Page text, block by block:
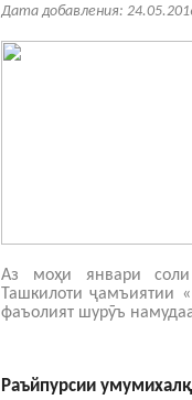
Дата добавления:
Аз моҳи январи
Ташкилоти ҷамъиятии
фаъолият шурӯъ
Раъйпурсии